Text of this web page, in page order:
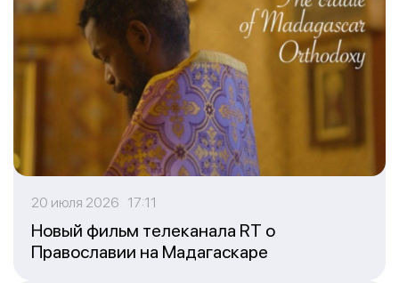
20 июля 2026 17:11
Новый фильм телеканала RT о
Православии на Мадагаскаре